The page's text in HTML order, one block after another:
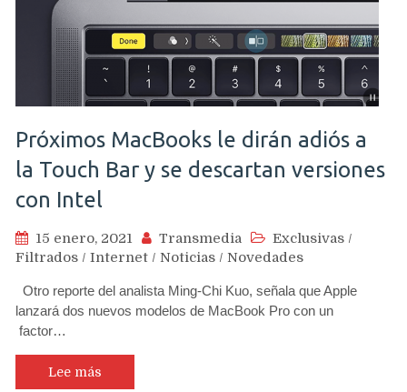
Próximos MacBooks le dirán adiós a
la Touch Bar y se descartan versiones
con Intel
15 enero, 2021 Transmedia Exclusivas /
Filtrados / Internet / Noticias / Novedades
Otro reporte del analista Ming-Chi Kuo, señala que Apple
lanzará dos nuevos modelos de MacBook Pro con un
factor…
Lee más